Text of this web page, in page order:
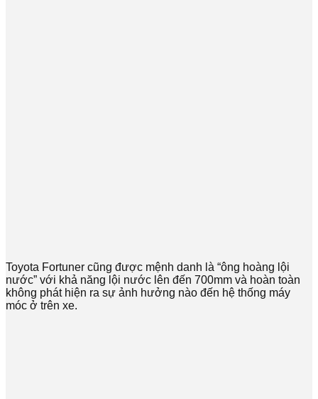
Toyota Fortuner cũng được mệnh danh là “ông hoàng lội
nước” với khả năng lội nước lên đến 700mm và hoàn toàn
không phát hiện ra sự ảnh hưởng nào đến hệ thống máy
móc ở trên xe.